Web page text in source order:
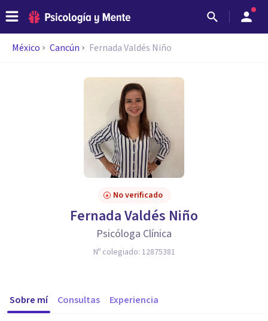
México Cancún Fernada Valdés Niño
No verificado
Fernada Valdés Niño
Psicóloga Clínica
Nº colegiado: 12875381
Sobre mí Consultas Experiencia